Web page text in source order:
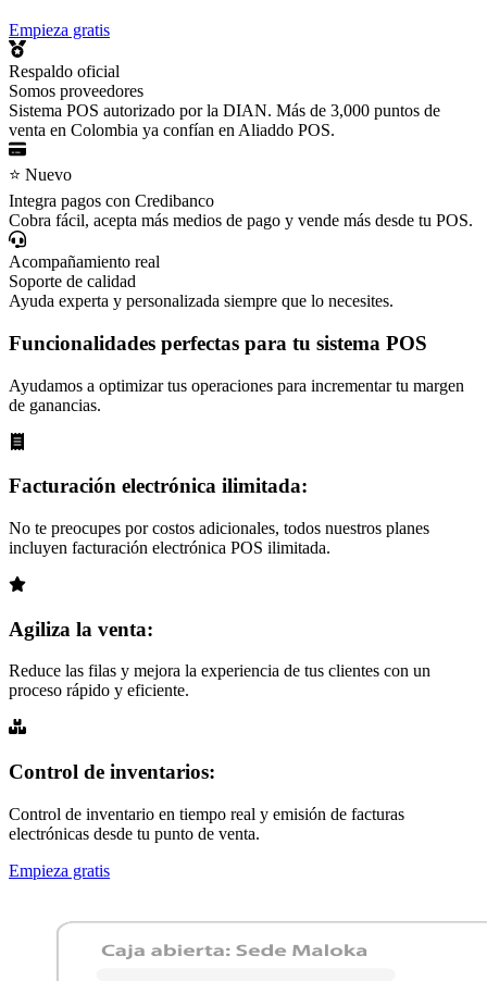
Empieza gratis
Respaldo oficial
Somos proveedores
Sistema POS autorizado por la DIAN. Más de 3,000 puntos de
venta en Colombia ya confían en Aliaddo POS.
⭐ Nuevo
Integra pagos con Credibanco
Cobra fácil, acepta más medios de pago y vende más desde tu POS.
Acompañamiento real
Soporte de calidad
Ayuda experta y personalizada siempre que lo necesites.
Funcionalidades perfectas para tu sistema POS
Ayudamos a optimizar tus operaciones para incrementar tu margen
de ganancias.
Facturación electrónica ilimitada:
No te preocupes por costos adicionales, todos nuestros planes
incluyen facturación electrónica POS ilimitada.
Agiliza la venta:
Reduce las filas y mejora la experiencia de tus clientes con un
proceso rápido y eficiente.
Control de inventarios:
Control de inventario en tiempo real y emisión de facturas
electrónicas desde tu punto de venta.
Empieza gratis